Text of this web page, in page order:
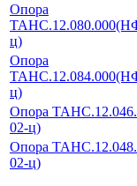
Опора
ц)
Опора
ц)
Опора
02-ц)
Опора
02-ц)